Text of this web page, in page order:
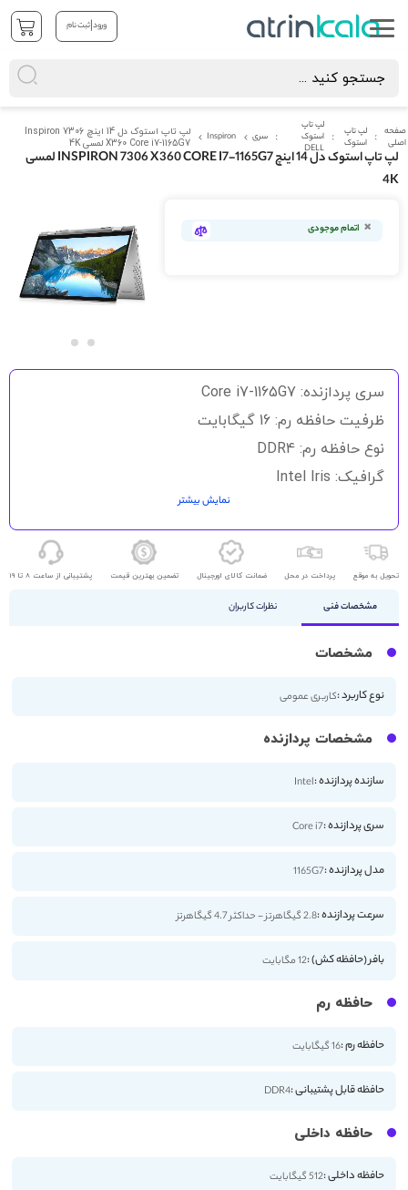
ورود|ثبت نام
صفحه
اصلی
لپ تاپ
استوک
لپ تاپ
استوک
DELL
سری Inspiron
لپ تاپ استوک دل 14 اینچ Inspiron 7306
X360 Core i7-1165G7 لمسی 4K
لپ تاپ استوک دل 14 اینچ INSPIRON 7306 X360 CORE I7-1165G7 لمسی
4K
انتهای
گالری
تصاویر
اتمام موجودی
سری پردازنده: Core i7-1165G7
ظرفیت حافظه رم: 16 گیگابایت
نوع حافظه رم: DDR4
گرافیک: Intel Iris
اندازه صفحه نمایش: 14 اینچ
کیفیت صفحه نمایش: 4K
نمایش بیشتر
تحویل به موقع پرداخت در محل ضمانت کالای اورجینال تضمین بهترین قیمت پشتیبانی از ساعت 8 تا 19
مشخصات فنی نظرات کاربران
مشخصات
نوع کاربرد :کاربری عمومی
مشخصات پردازنده
سازنده پردازنده :Intel
سری پردازنده :Core i7
مدل پردازنده :1165G7
سرعت پردازنده :2.8 گیگاهرتز - حداکثر 4.7 گیگاهرتز
بافر (حافظه کش) :12 مگابایت
حافظه رم
حافظه رم :16 گیگابایت
حافظه قابل پشتیبانی :DDR4
حافظه داخلی
حافظه داخلی :512 گیگابایت